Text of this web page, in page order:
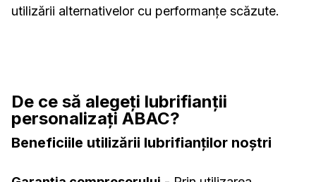
utilizării alternativelor cu performanțe scăzute.
De ce să alegeți lubrifianții
personalizați ABAC?
Beneficiile utilizării lubrifianților noștri